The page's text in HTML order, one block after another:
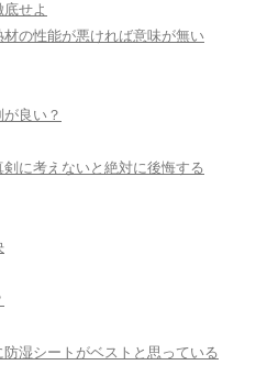
せよ
の性能が悪ければ意味が無い
良い？
に考えないと絶対に後悔する
湿シートがベストと思っている